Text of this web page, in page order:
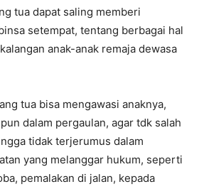
tua dapat saling memberi
setempat, tentang berbagai hal
anak-anak remaja dewasa
tua bisa mengawasi anaknya,
dalam pergaulan, agar tdk salah
tidak terjerumus dalam
yang melanggar hukum, seperti
pemalakan di jalan, kepada